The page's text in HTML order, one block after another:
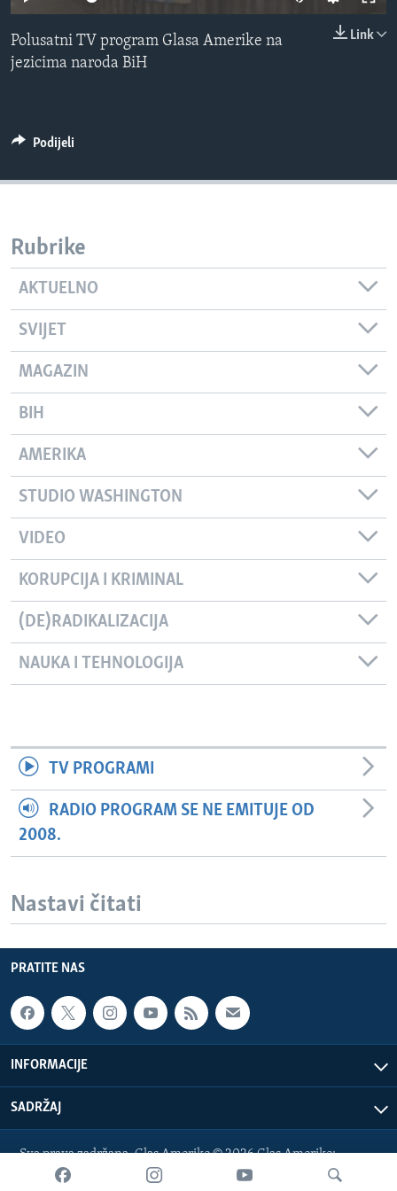
MAGAZIN
O GLASU AMERIKE
PRATITE NAS
Link
Polusatni TV program Glasa Amerike na
jezicima naroda BiH
Podijeli
Rubrike
AKTUELNO
SVIJET
MAGAZIN
BIH
AMERIKA
STUDIO WASHINGTON
VIDEO
KORUPCIJA I KRIMINAL
(DE)RADIKALIZACIJA
NAUKA I TEHNOLOGIJA
TV PROGRAMI
RADIO PROGRAM SE NE EMITUJE OD
2008.
Nastavi čitati
PRATITE NAS
INFORMACIJE
SADRŽAJ
Sva prava zadržana. Glas Amerike © 2026 Glas Amerike:
bosnian-service@voanews.com